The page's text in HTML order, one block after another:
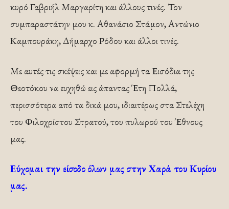
κυρό Γαβριήλ Μαργαρίτη και άλλους τινές. Τον
συμπαραστάτην μου κ. Αθανάσιο Στάμον, Αντώνιο
Καμπουράκη, Δήμαρχο Ρόδου και άλλοι τινές.
Με αυτές τις σκέψεις και με αφορμή τα Εισόδια της
Θεοτόκου να ευχηθώ εις άπαντας Έτη Πολλά,
περισσότερα από τα δικά μου, ιδιαιτέρως στα Στελέχη
του Φιλοχρίστου Στρατού, του πυλωρού του Έθνους
μας.
Εύχομαι την είσοδο όλων μας στην Χαρά του Κυρίου
μας.